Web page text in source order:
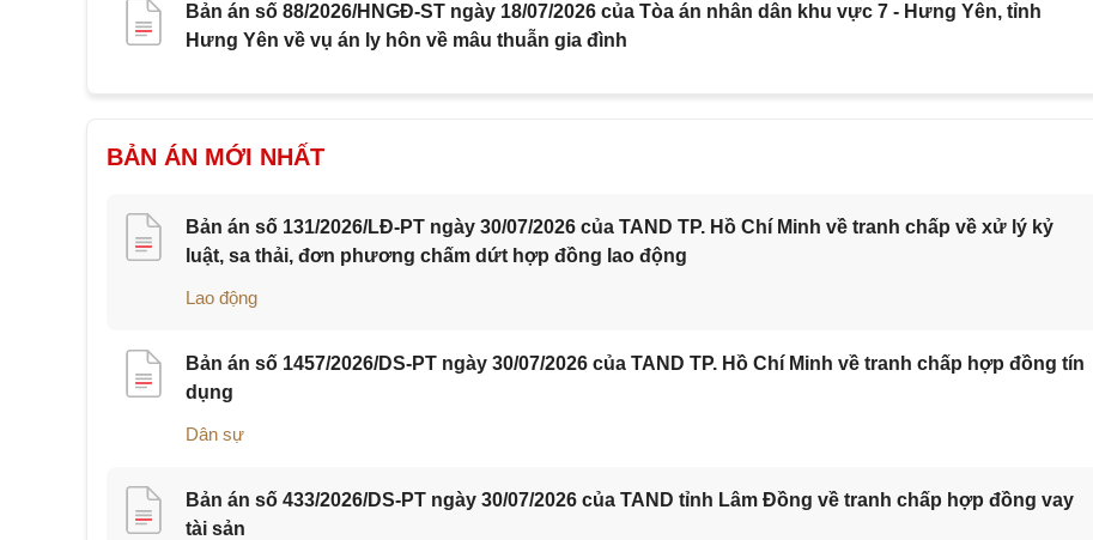
Bản án số 88/2026/HNGĐ-ST ngày 18/07/2026 của Tòa án nhân dân khu vực 7 - Hưng Yên, tỉnh
Hưng Yên về vụ án ly hôn về mâu thuẫn gia đình
BẢN ÁN MỚI NHẤT
Bản án số 131/2026/LĐ-PT ngày 30/07/2026 của TAND TP. Hồ Chí Minh về tranh chấp về xử lý kỷ
luật, sa thải, đơn phương chấm dứt hợp đồng lao động
Lao động
Bản án số 1457/2026/DS-PT ngày 30/07/2026 của TAND TP. Hồ Chí Minh về tranh chấp hợp đồng tín
dụng
Dân sự
Bản án số 433/2026/DS-PT ngày 30/07/2026 của TAND tỉnh Lâm Đồng về tranh chấp hợp đồng vay
tài sản